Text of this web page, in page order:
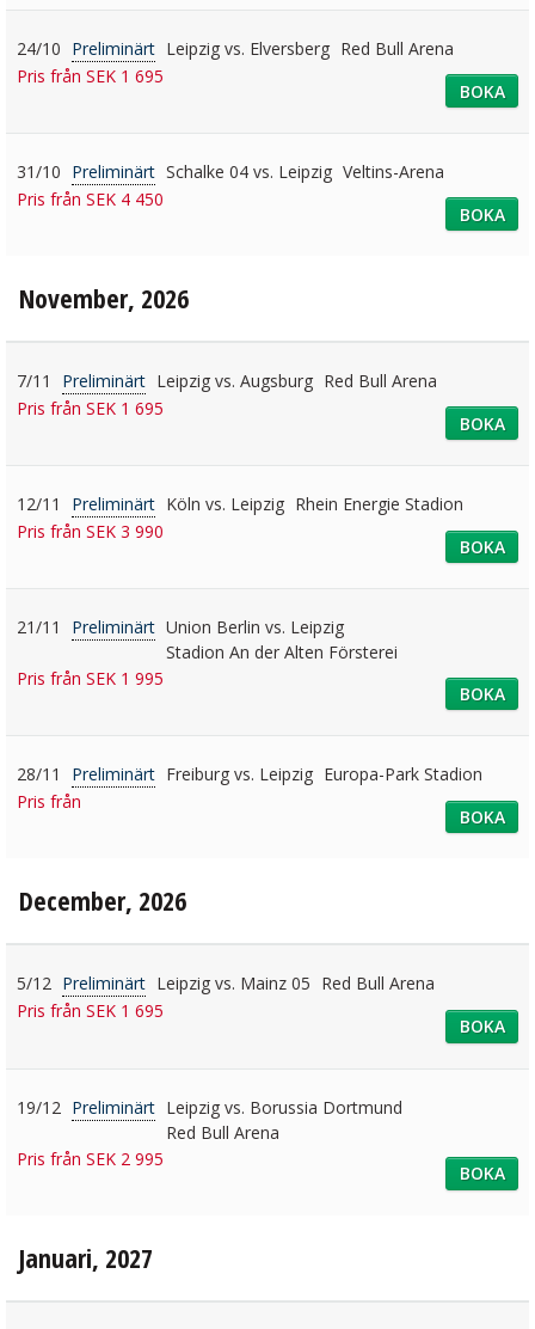
24/10 Preliminärt Leipzig vs. Elversberg Red Bull Arena
Pris från SEK 1 695
BOKA
31/10 Preliminärt Schalke 04 vs. Leipzig Veltins-Arena
Pris från SEK 4 450
BOKA
November, 2026
7/11 Preliminärt Leipzig vs. Augsburg Red Bull Arena
Pris från SEK 1 695
BOKA
12/11 Preliminärt Köln vs. Leipzig Rhein Energie Stadion
Pris från SEK 3 990
BOKA
21/11 Preliminärt Union Berlin vs. Leipzig
Stadion An der Alten Försterei
Pris från SEK 1 995
BOKA
28/11 Preliminärt Freiburg vs. Leipzig Europa-Park Stadion
Pris från
BOKA
December, 2026
5/12 Preliminärt Leipzig vs. Mainz 05 Red Bull Arena
Pris från SEK 1 695
BOKA
19/12 Preliminärt Leipzig vs. Borussia Dortmund
Red Bull Arena
Pris från SEK 2 995
BOKA
Januari, 2027